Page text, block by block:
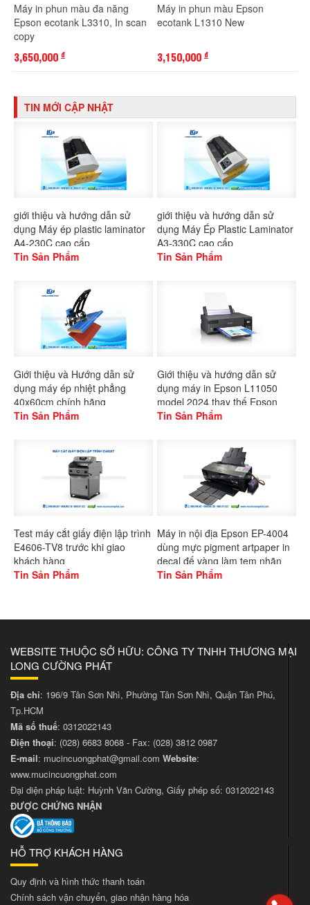
Máy in phun màu đa năng
Epson ecotank L3310, In scan
copy
3,650,000 đ
Máy in phun màu Epson
ecotank L1310 New
3,150,000 đ
TIN MỚI CẬP NHẬT
giới thiệu và hướng dẫn sử
dụng Máy ép plastic laminator
A4-230C cao cấp
Tin Sản Phẩm
giới thiệu và hướng dẫn sử
dụng Máy Ép Plastic Laminator
A3-330C cao cấp
Tin Sản Phẩm
Giới thiệu và Hướng dẫn sử
dụng máy ép nhiệt phẳng
40x60cm chính hãng
Gaoshang
Tin Sản Phẩm
Giới thiệu và hướng dẫn sử
dụng máy in Epson L11050
model 2024 thay thế Epson
L1300
Tin Sản Phẩm
Test máy cắt giấy điện lập trình
E4606-TV8 trước khi giao
khách hàng
Tin Sản Phẩm
Máy in nội địa Epson EP-4004
dùng mực pigment artpaper in
decal đế vàng làm tem nhãn
Tin Sản Phẩm
WEBSITE THUỘC SỞ HỮU: CÔNG TY TNHH THƯƠNG MẠI
LONG CƯỜNG PHÁT
Địa chỉ: 196/9 Tân Sơn Nhì, Phường Tân Sơn Nhì, Quận Tân Phú,
Tp.HCM
Mã số thuế: 0312022143
Điện thoại: (028) 6683 8068 - Fax: (028) 3812 0987
E-mail: mucincuongphat@gmail.com Website:
www.mucincuongphat.com
Đại diện pháp luật: Huỳnh Văn Cường, Giấy phép số: 0312022143
ĐƯỢC CHỨNG NHẬN
HỖ TRỢ KHÁCH HÀNG
Quy định và hình thức thanh toán
Chính sách vận chuyển, giao nhận hàng hóa